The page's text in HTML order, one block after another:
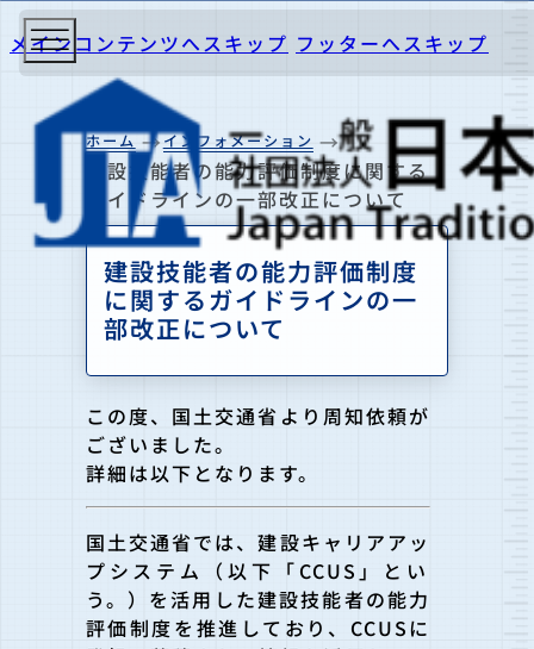
メインコンテンツへスキップ フッターへスキップ
ホーム インフォメーション
建設技能者の能力評価制度に関する
ガイドラインの一部改正について
建設技能者の能力評価制度
に関するガイドラインの一
部改正について
この度、国土交通省より周知依頼が
ございました。
詳細は以下となります。
国土交通省では、建設キャリアアッ
プシステム（以下「CCUS」
とい
う。）を活用した建設技能者の能力
評価制度を推進しており、CCUSに